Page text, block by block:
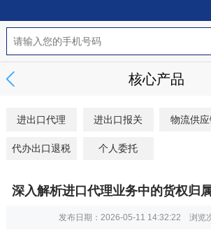
核心产品
进出口代理 进出口报关 物流供
代办出口退税 个人委托
深入解析进口代理业务中的货权归
发布日期：2026-05-11 14:32:22 浏览